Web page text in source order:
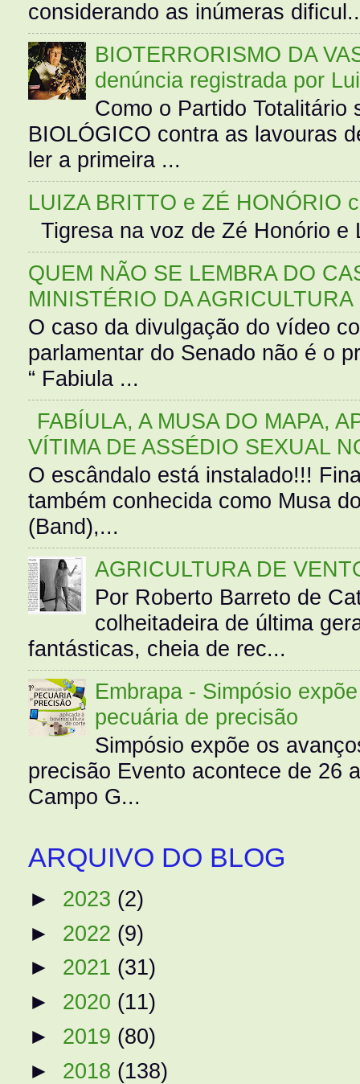
considerando as inúmeras
BIOTERRORISMO DA
denúncia registrada por
Como o Partido Totalitário
BIOLÓGICO contra as lavouras
ler a primeira ...
LUIZA BRITTO e ZÉ HONÓRIO
Tigresa na voz de Zé Honório
QUEM NÃO SE LEMBRA DO
MINISTÉRIO DA AGRICULTURA
O caso da divulgação do vídeo
parlamentar do Senado não é o
“ Fabiula ...
FABÍULA, A MUSA DO MAPA,
VÍTIMA DE ASSÉDIO SEXUAL
O escândalo está instalado!!!
também conhecida como Musa
(Band),...
AGRICULTURA DE
Por Roberto Barreto de
colheitadeira de última
fantásticas, cheia de rec...
Embrapa - Simpósio
pecuária de precisão
Simpósio expõe os
precisão Evento acontece de 26
Campo G...
ARQUIVO DO BLOG
► 2023 (2)
► 2022 (9)
► 2021 (31)
► 2020 (11)
► 2019 (80)
► 2018 (138)